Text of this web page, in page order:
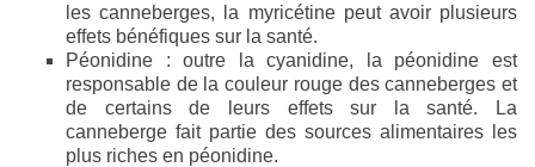
les canneberges, la myricétine peut avoir plusieurs
effets bénéfiques sur la santé.
Péonidine : outre la cyanidine, la péonidine est
responsable de la couleur rouge des canneberges et
de certains de leurs effets sur la santé. La
canneberge fait partie des sources alimentaires les
plus riches en péonidine.